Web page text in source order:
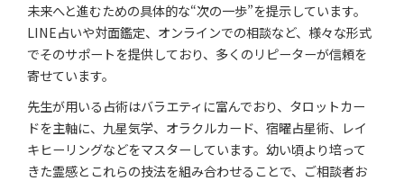
未来へと進むための具体的な“次の一歩”を提示しています。
LINE占いや対面鑑定、オンラインでの相談など、様々な形式
でそのサポートを提供しており、多くのリピーターが信頼を
寄せています。
先生が用いる占術はバラエティに富んでおり、タロットカー
ドを主軸に、九星気学、オラクルカード、宿曜占星術、レイ
キヒーリングなどをマスターしています。幼い頃より培って
きた霊感とこれらの技法を組み合わせることで、ご相談者お